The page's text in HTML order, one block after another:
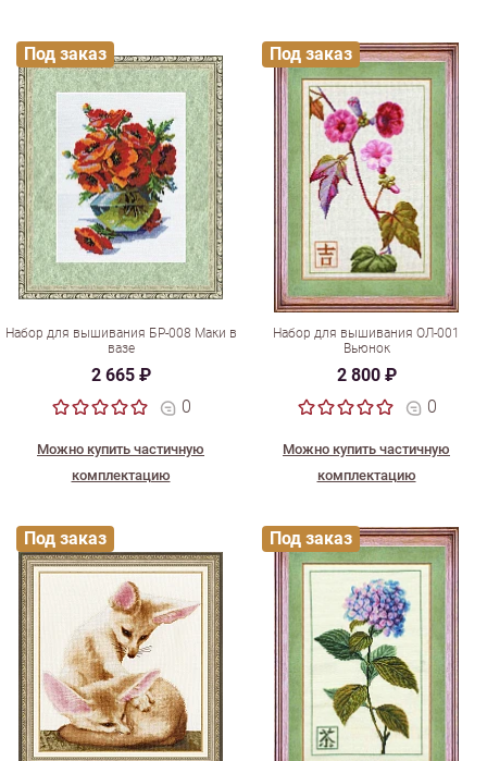
Набор для вышивания БР-008 Маки в
вазе
2 665 ₽
0
Можно купить частичную
комплектацию
Под заказ
Набор для вышивания ОЛ-001
Вьюнок
2 800 ₽
0
Можно купить частичную
комплектацию
Под заказ
Под заказ Под заказ